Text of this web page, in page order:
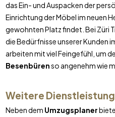
das Ein- und Auspacken der
Einrichtung der Möbel im neuen
gewohnten Platz findet. Bei Züri
die Bedürfnisse unserer Kunden
arbeiten mit viel Feingefühl, um
Besenbürenso angenehm wie
Weitere
Neben dem Umzugsplaner